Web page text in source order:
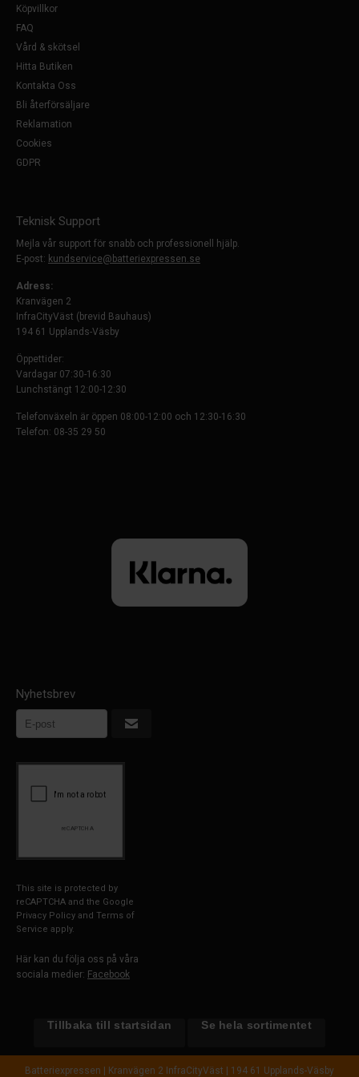
Köpvillkor
FAQ
Vård & skötsel
Hitta Butiken
Kontakta Oss
Bli återförsäljare
Reklamation
Cookies
GDPR
Teknisk Support
Mejla vår support för snabb och professionell hjälp.
E-post: kundservice@batteriexpressen.se
Adress:
Kranvägen 2
InfraCityVäst (brevid Bauhaus)
194 61 Upplands-Väsby
Öppettider:
Vardagar 07:30-16:30
Lunchstängt 12:00-12:30
Telefonväxeln är öppen 08:00-12:00 och 12:30-16:30
Telefon: 08-35 29 50
Nyhetsbrev
This site is protected by
reCAPTCHA and the Google
Privacy Policy and Terms of
Service apply.
Här kan du följa oss på våra
sociala medier: Facebook
Tillbaka till startsidan Se hela sortimentet
Batteriexpressen | Kranvägen 2 InfraCityVäst | 194 61 Upplands-Väsby